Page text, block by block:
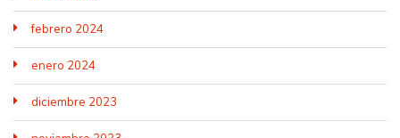
febrero 2024
enero 2024
diciembre 2023